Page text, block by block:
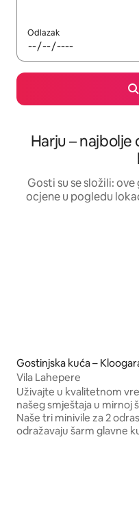
Odlazak
Harju –
Gosti su se složili:
ocjene u pogledu
Gostinjska kuća –
Vila Lahepere
Uživajte u kvalitetnom
našeg smještaja u mirnoj
Naše tri minivile za 2
odražavaju šarm glavne